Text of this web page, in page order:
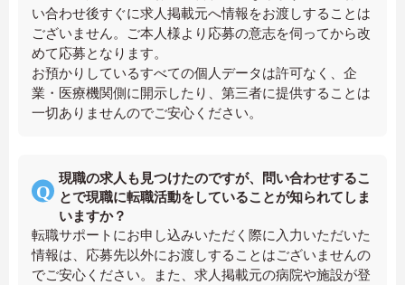
い合わせ後すぐに求人掲載元へ情報をお渡しすることは
ございません。ご本人様より応募の意志を伺ってから改
めて応募となります。
お預かりしているすべての個人データは許可なく、企
業・医療機関側に開示したり、第三者に提供することは
一切ありませんのでご安心ください。
現職の求人も見つけたのですが、問い合わせするこ
とで現職に転職活動をしていることが知られてしま
いますか？
転職サポートにお申し込みいただく際に入力いただいた
情報は、応募先以外にお渡しすることはございませんの
でご安心ください。また、求人掲載元の病院や施設が登